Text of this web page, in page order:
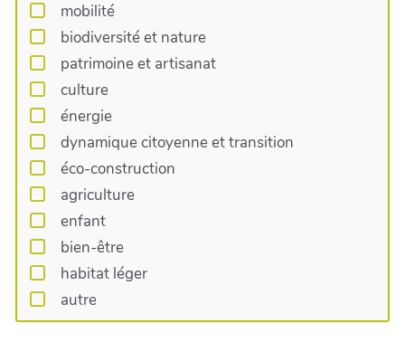
mobilité
biodiversité et nature
patrimoine et artisanat
culture
énergie
dynamique citoyenne et transition
éco-construction
agriculture
enfant
bien-être
habitat léger
autre